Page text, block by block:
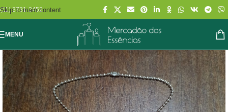
Skip to main content
(11) 3731-2452
MENU